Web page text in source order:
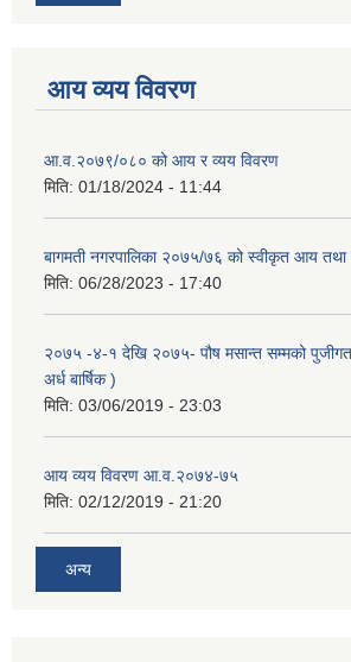
आय व्यय विवरण
आ.व.२०७९/०८० को आय र व्यय विवरण
मिति: 01/18/2024 - 11:44
बागमती नगरपालिका २०७५/७६ को स्वीकृत आय तथा
मिति: 06/28/2023 - 17:40
२०७५ -४-१ देखि २०७५- पौष मसान्त सम्मको
अर्ध बार्षिक )
मिति: 03/06/2019 - 23:03
आय व्यय विवरण आ.व.२०७४-७५
मिति: 02/12/2019 - 21:20
अन्य